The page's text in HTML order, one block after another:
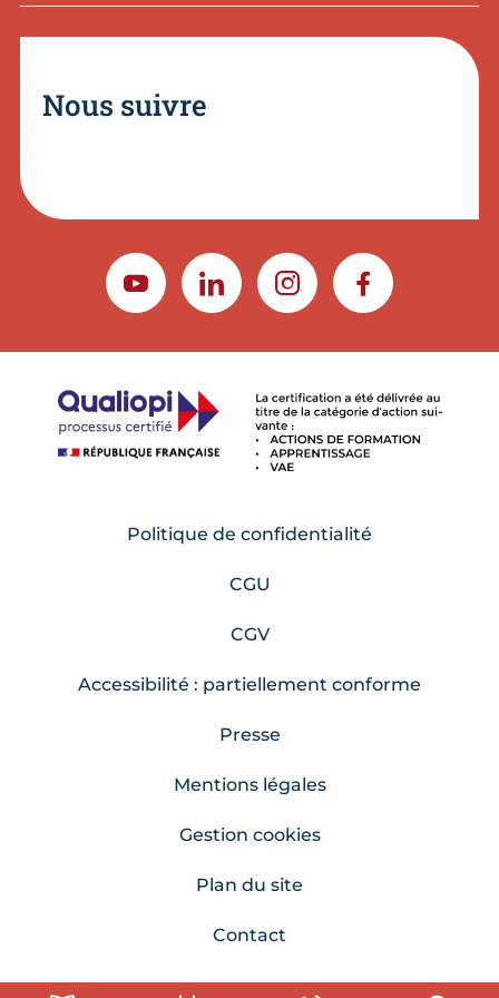
Nous suivre
YOUTUBELINKEDININSTAGRAMFACEBOOK
Politique de confidentialité
CGU
CGV
Accessibilité : partiellement conforme
Presse
Mentions légales
Gestion cookies
Plan du site
Contact